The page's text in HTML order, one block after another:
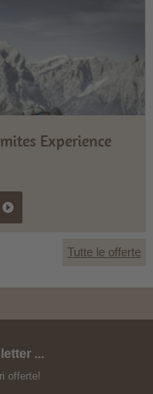
Experience
Tutte le offerte
...
offerte!